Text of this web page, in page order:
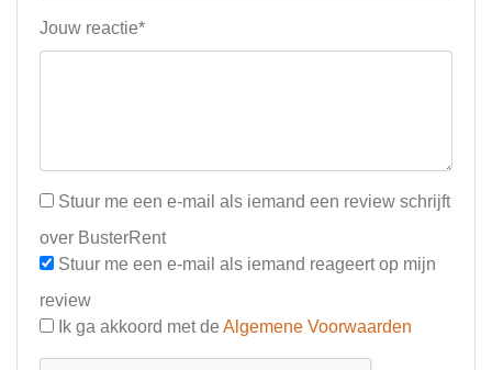
Jouw reactie*
Stuur me een e-mail als iemand een review schrijft
over BusterRent
Stuur me een e-mail als iemand reageert op mijn
review
Ik ga akkoord met de Algemene Voorwaarden